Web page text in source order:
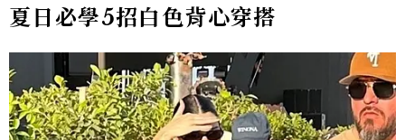
夏日必學5招白色背心穿搭